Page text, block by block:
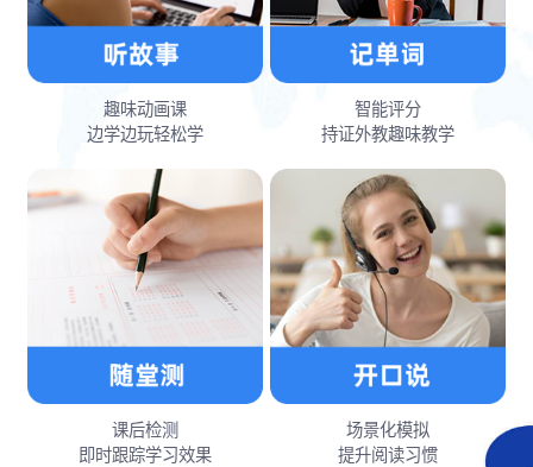
趣味动画课
边学边玩轻松学
智能评分
持证外教趣味教学
课后检测
即时跟踪学习效果
场景化模拟
提升阅读习惯